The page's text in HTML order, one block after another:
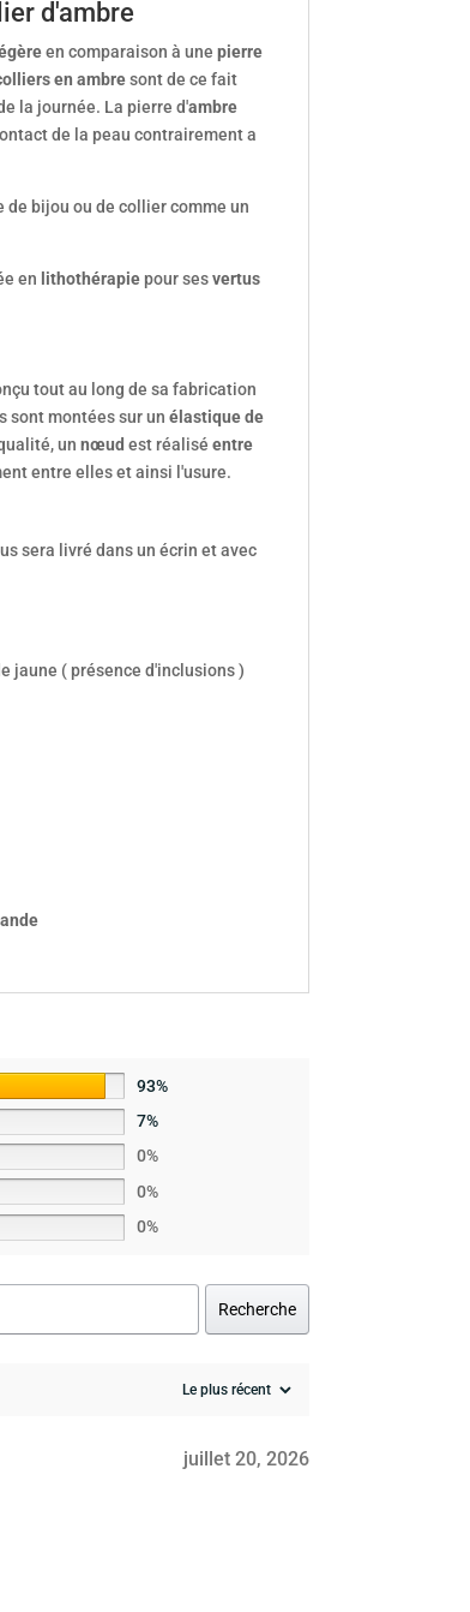
d'ambre
en comparaison à une pierre
en ambresont de ce fait
la journée. La pierre d'ambre
de la peau contrairement a
bijou ou de collier comme un
en lithothérapiepour sesvertus
tout au long de sa fabrication
sont montées sur un élastique de
un nœud est réalisé entre
entre elles et ainsi l'usure.
sera livré dans un écrin et avec
jaune ( présence d'inclusions )
93%
7%
0%
0%
0%
Recherche
juillet 20, 2026